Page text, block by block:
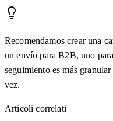
Recomendamos crear una
un envío para B2B, uno
seguimiento es más
vez.
Articoli correlati